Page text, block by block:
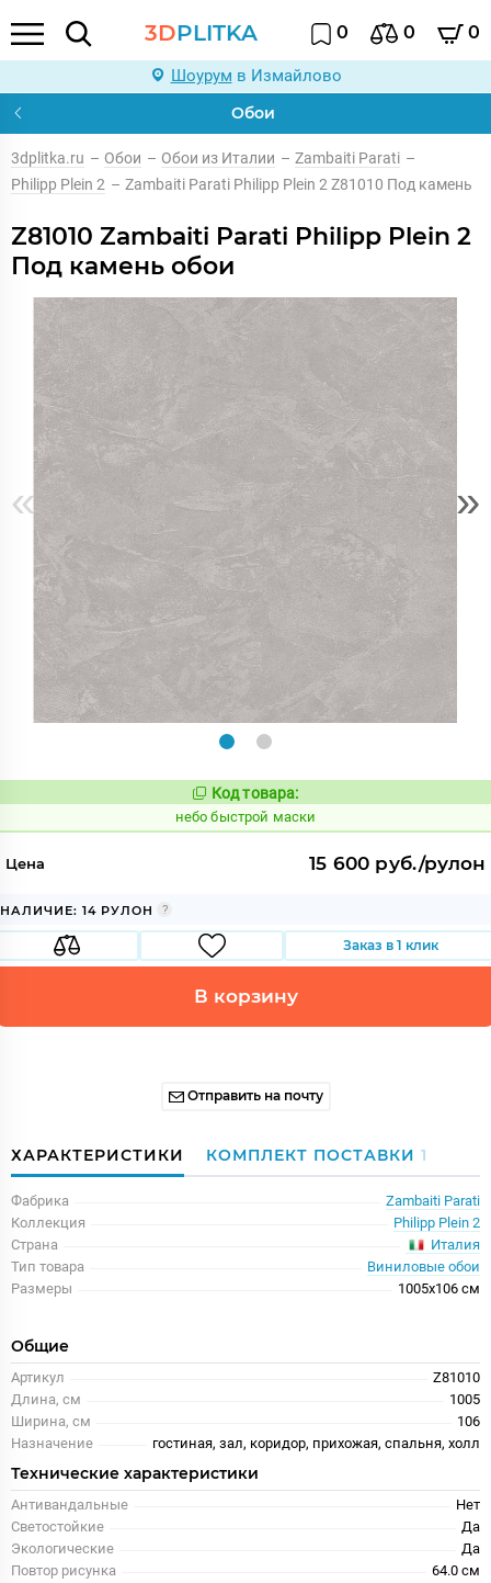
3DPLITKA 0 0 0
Шоурум в Измайлово
Обои
3dplitka.ru – Обои – Обои из Италии – Zambaiti Parati –
Philipp Plein 2 – Zambaiti Parati Philipp Plein 2 Z81010 Под камень
Z81010 Zambaiti Parati Philipp Plein 2
Под камень обои
« »
Код:
1110422
Код товара:
небо быстрой маски
Цена 15 600 руб./рулон
НАЛИЧИЕ: 14 РУЛОН
Заказ в 1 клик
В корзину
Отправить на почту
ХАРАКТЕРИСТИКИ КОМПЛЕКТ ПОСТАВКИ 1
Фабрика
Zambaiti Parati
Коллекция
Philipp Plein 2
Страна
Италия
Тип товара
Виниловые обои
Размеры
1005x106 см
Общие
Артикул
Z81010
Длина, см
1005
Ширина, см
106
Назначение
гостиная, зал, коридор, прихожая, спальня, холл
Технические характеристики
Антивандальные
Нет
Светостойкие
Да
Экологические
Да
Повтор рисунка
64.0 см